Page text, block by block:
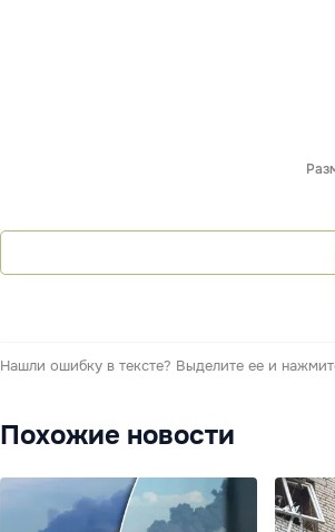
Нашли ошибку в тексте? Выделите ее и
Похожие новости